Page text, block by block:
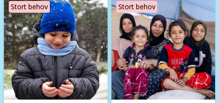
Stort behov Stort behov